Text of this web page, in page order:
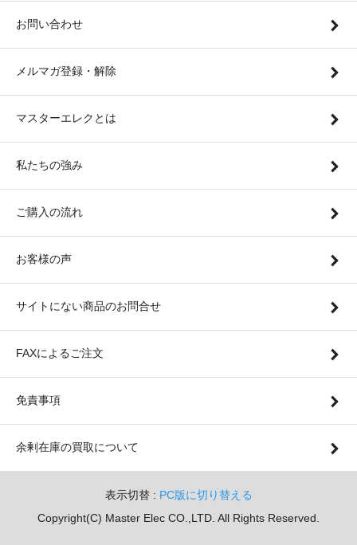
お問い合わせ
メルマガ登録・解除
マスターエレクとは
私たちの強み
ご購入の流れ
お客様の声
サイトにない商品のお問合せ
FAXによるご注文
免責事項
余剰在庫の買取について
表示切替 : PC版に切り替える
Copyright(C) Master Elec CO.,LTD. All Rights Reserved.